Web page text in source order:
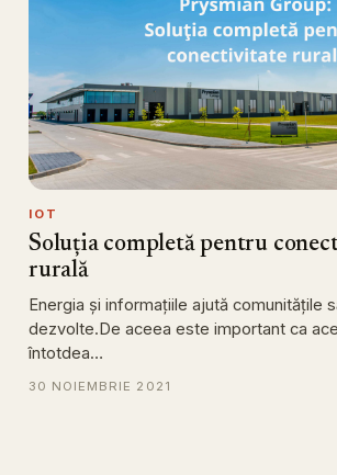
IOT
Soluția completă pentru
rurală
Energia și informațiile ajută comunitățile
dezvolte.De aceea este important ca
întotdea…
30 NOIEMBRIE 2021